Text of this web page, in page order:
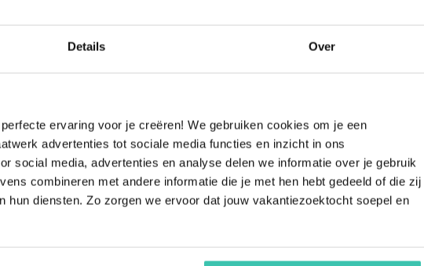
Details Over
ervaring voor je creëren! We gebruiken cookies om je een
advertenties tot sociale media functies en inzicht in ons
social media, advertenties en analyse delen we informatie over je gebruik
combineren met andere informatie die je met hen hebt gedeeld of die zij
hun diensten. Zo zorgen we ervoor dat jouw vakantiezoektocht soepel en